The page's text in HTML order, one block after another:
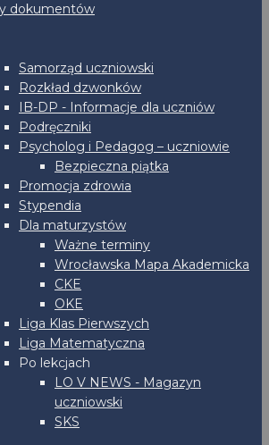
dokumentów
Samorząd uczniowski
Rozkład dzwonków
IB-DP - Informacje dla uczniów
Podręczniki
Psycholog i Pedagog – uczniowie
Bezpieczna piątka
Promocja zdrowia
Stypendia
Dla maturzystów
Ważne terminy
Wrocławska Mapa Akademicka
CKE
OKE
Liga Klas Pierwszych
Liga Matematyczna
Po lekcjach
LO V NEWS - Magazyn
uczniowski
SKS